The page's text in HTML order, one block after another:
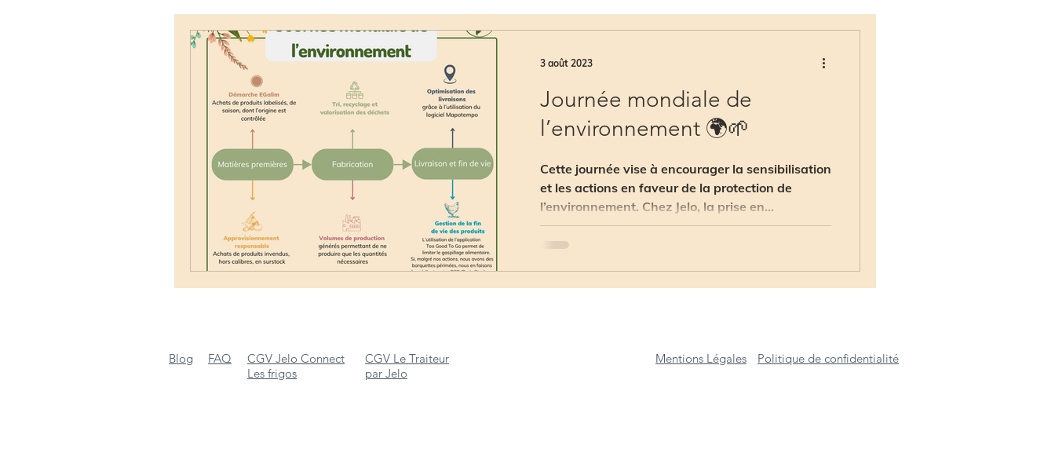
Journée mondiale de
l’environnement 🌍🌱
Cette journée vise à encourager la sensibilisation
et les actions en faveur de la protection de
l’environnement. Chez Jelo, la prise en...
3 août 2023
Blog FAQ
CGV Jelo Connect
Les frigos
CGV Le Traiteur
par Jelo
Mentions Légales Politique de confidentialité